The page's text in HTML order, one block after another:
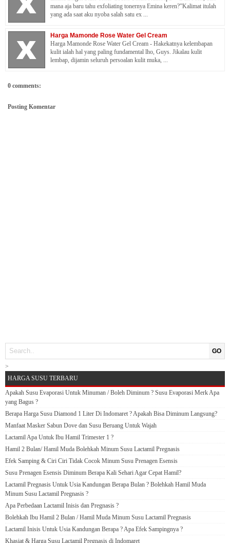
mana aja baru tahu exfoliating tonernya Emina keren?”Kalimat itulah
yang ada saat aku nyoba salah satu ex ...
Harga Mamonde Rose Water Gel Cream
Harga Mamonde Rose Water Gel Cream - Hakekatnya kelembapan
kulit ialah hal yang paling fundamental lho, Guys. Jikalau kulit
lembap, dijamin seluruh persoalan kulit muka, ...
0 comments:
Posting Komentar
GO
>
HARGA SUSU TERBARU
Apakah Susu Evaporasi Untuk Minuman / Boleh Diminum ? Susu Evaporasi Merk Apa
yang Bagus ?
Berapa Harga Susu Diamond 1 Liter Di Indomaret ? Apakah Bisa Diminum Langsung?
Manfaat Masker Sabun Dove dan Susu Beruang Untuk Wajah
Lactamil Apa Untuk Ibu Hamil Trimester 1 ?
Hamil 2 Bulan/ Hamil Muda Bolehkah Minum Susu Lactamil Pregnasis
Efek Samping & Ciri Ciri Tidak Cocok Minum Susu Prenagen Esensis
Susu Prenagen Esensis Diminum Berapa Kali Sehari Agar Cepat Hamil?
Lactamil Pregnasis Untuk Usia Kandungan Berapa Bulan ? Bolehkah Hamil Muda
Minum Susu Lactamil Pregnasis ?
Apa Perbedaan Lactamil Inisis dan Pregnasis ?
Bolehkah Ibu Hamil 2 Bulan / Hamil Muda Minum Susu Lactamil Pregnasis
Lactamil Inisis Untuk Usia Kandungan Berapa ? Apa Efek Sampingnya ?
Khasiat & Harga Susu Lactamil Pregnasis di Indomaret